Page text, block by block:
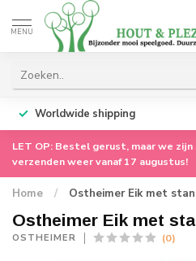
MENU
Worldwide shipping
LET OP: Bestel gerust, maar we
verzenden weer vanaf 17 augustus!
Home / Ostheimer Eik met
Ostheimer Eik met
OSTHEIMER (0)